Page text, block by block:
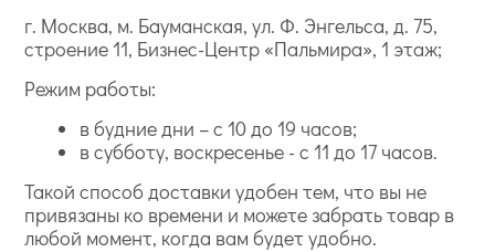
г. Москва, м. Бауманская, ул. Ф. Энгельса, д. 75,
строение 11, Бизнес-Центр «Пальмира», 1 этаж;
Режим работы:
в будние дни – с 10 до 19 часов;
в субботу, воскресенье - с 11 до 17 часов.
Такой способ доставки удобен тем, что вы не
привязаны ко времени и можете забрать товар в
любой момент, когда вам будет удобно.